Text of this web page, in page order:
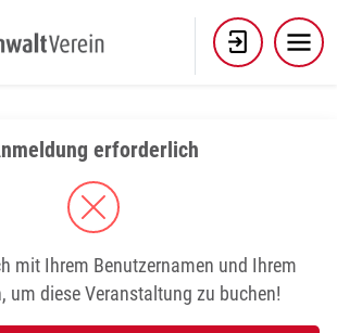
erforderlich
mit Ihrem Benutzernamen und Ihrem
um diese Veranstaltung zu buchen!